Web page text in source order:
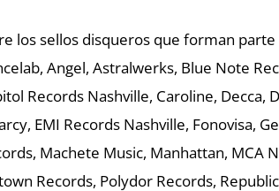
los sellos disqueros que forman
Angel, Astralwerks, Blue Note
Records Nashville, Caroline, Decca,
EMI Records Nashville, Fonovisa,
Machete Music, Manhattan, MCA
Records, Polydor Records,